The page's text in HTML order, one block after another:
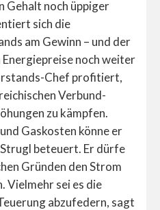
Gehalt noch üppiger
sich die
am Gewinn – und der
noch weiter
Chef profitiert,
Verbund-
zu kämpfen.
Gaskosten könne er
beteuert. Er dürfe
Gründen den Strom
Vielmehr sei es die
abzufedern, sagt